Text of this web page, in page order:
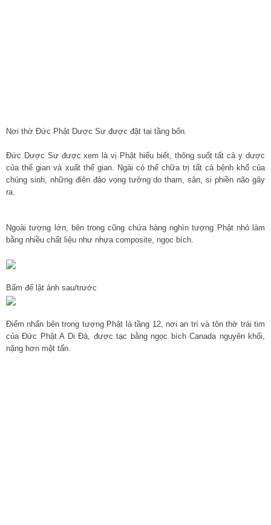
Nơi thờ Đức Phật Dược Sư được đặt tại tầng bốn.
Đức Dược Sư được xem là vị Phật hiểu biết, thông suốt tất cả y dược
của thế gian và xuất thế gian. Ngài có thể chữa trị tất cả bệnh khổ của
chúng sinh, những điên đảo vọng tưởng do tham, sân, si phiền não gây
ra.
Ngoài tượng lớn, bên trong cũng chứa hàng nghìn tượng Phật nhỏ làm
bằng nhiều chất liệu như nhựa composite, ngọc bích.
Bấm để lật ảnh sau/trước
Điểm nhấn bên trong tượng Phật là tầng 12, nơi an trí và tôn thờ trái tim
của Đức Phật A Di Đà, được tạc bằng ngọc bích Canada nguyên khối,
nặng hơn một tấn.